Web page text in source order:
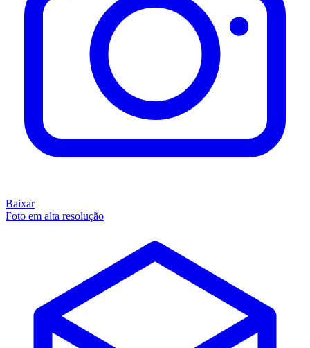
Baixar
Foto em alta resolução